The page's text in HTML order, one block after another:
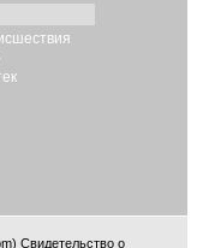
Свидетельство о